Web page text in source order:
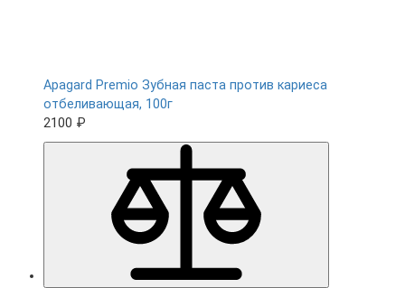
Apagard Premio Зубная паста против кариеса
отбеливающая, 100г
2100 ₽